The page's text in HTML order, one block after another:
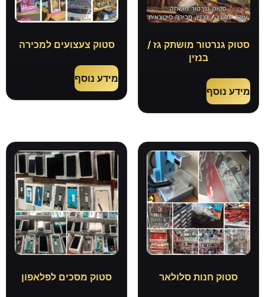
סטוק גנרטור מושתק גז /
בנזין
מידע נוסף
סטוק צעצועים למכירה
מידע נוסף
סטוק חנות סלולאר סטוק מסכים לפלאפון